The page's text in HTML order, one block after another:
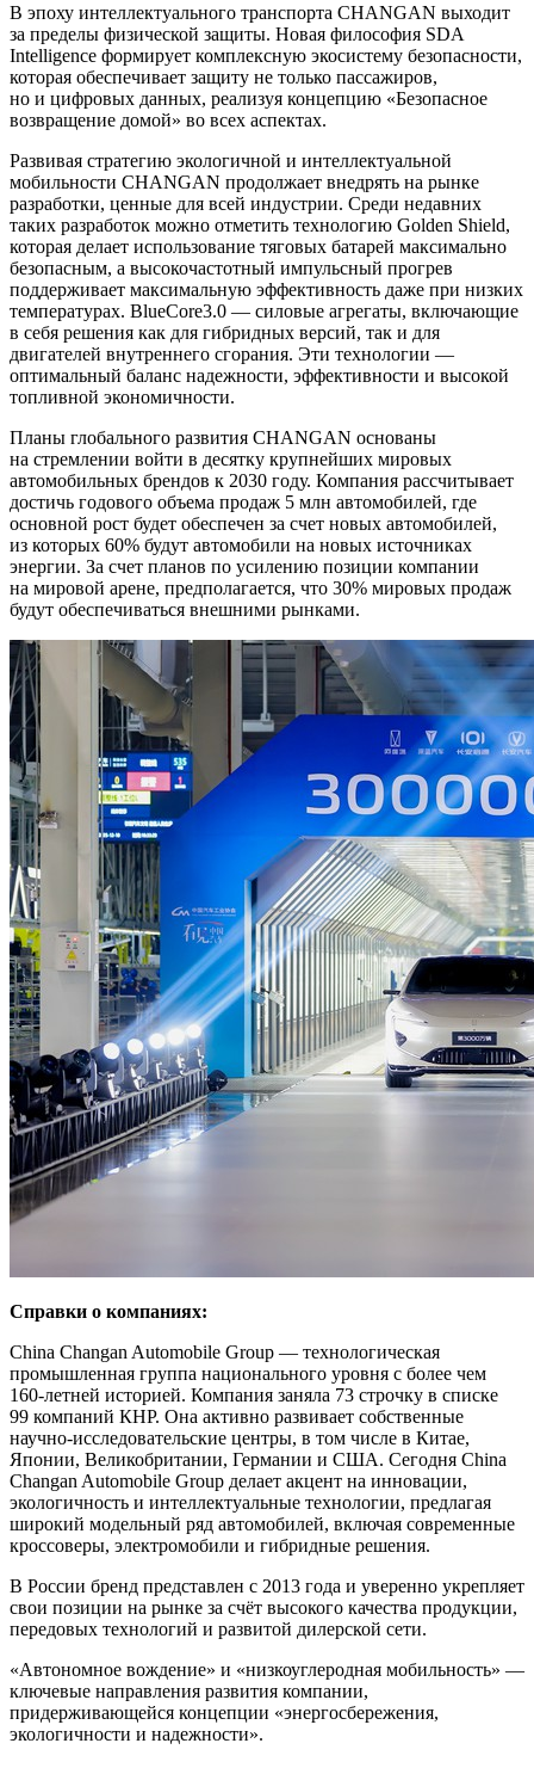
В эпоху интеллектуального транспорта CHANGAN выходит
за пределы физической защиты. Новая философия SDA
Intelligence формирует комплексную экосистему безопасности,
которая обеспечивает защиту не только пассажиров,
но и цифровых данных, реализуя концепцию «Безопасное
возвращение домой» во всех аспектах.
Развивая стратегию экологичной и интеллектуальной
мобильности CHANGAN продолжает внедрять на рынке
разработки, ценные для всей индустрии. Среди недавних
таких разработок можно отметить технологию Golden Shield,
которая делает использование тяговых батарей максимально
безопасным, а высокочастотный импульсный прогрев
поддерживает максимальную эффективность даже при низких
температурах. BlueCore3.0 — силовые агрегаты, включающие
в себя решения как для гибридных версий, так и для
двигателей внутреннего сгорания. Эти технологии —
оптимальный баланс надежности, эффективности и высокой
топливной экономичности.
Планы глобального развития CHANGAN основаны
на стремлении войти в десятку крупнейших мировых
автомобильных брендов к 2030 году. Компания рассчитывает
достичь годового объема продаж 5 млн автомобилей, где
основной рост будет обеспечен за счет новых автомобилей,
из которых 60% будут автомобили на новых источниках
энергии. За счет планов по усилению позиции компании
на мировой арене, предполагается, что 30% мировых продаж
будут обеспечиваться внешними рынками.
Справки о компаниях:
China Changan Automobile Group — технологическая
промышленная группа национального уровня с более чем
160-летней историей. Компания заняла 73 строчку в списке
99 компаний КНР. Она активно развивает собственные
научно-исследовательские центры, в том числе в Китае,
Японии, Великобритании, Германии и США. Сегодня China
Changan Automobile Group делает акцент на инновации,
экологичность и интеллектуальные технологии, предлагая
широкий модельный ряд автомобилей, включая современные
кроссоверы, электромобили и гибридные решения.
В России бренд представлен с 2013 года и уверенно укрепляет
свои позиции на рынке за счёт высокого качества продукции,
передовых технологий и развитой дилерской сети.
«Автономное вождение» и «низкоуглеродная мобильность» —
ключевые направления развития компании,
придерживающейся концепции «энергосбережения,
экологичности и надежности».